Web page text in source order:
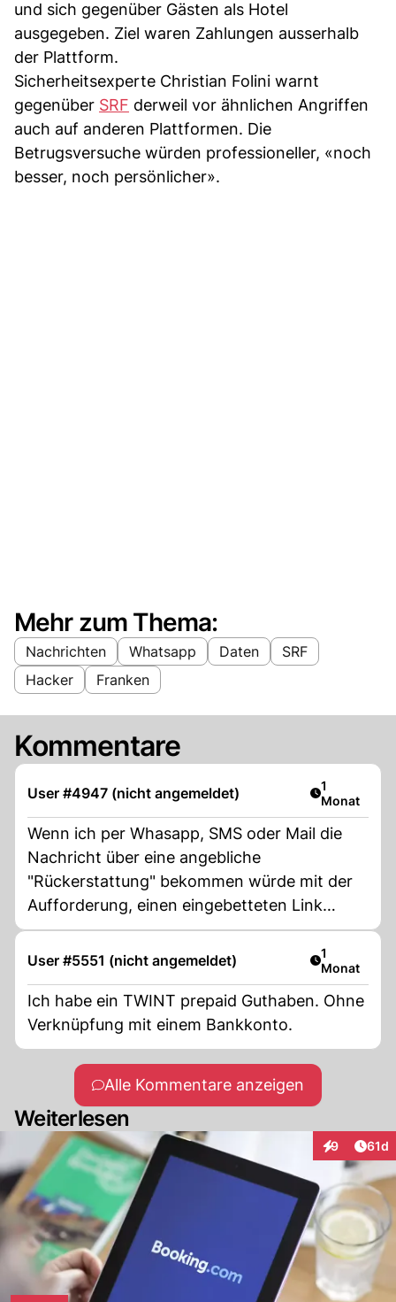
und sich gegenüber Gästen als Hotel
ausgegeben. Ziel waren Zahlungen ausserhalb
der Plattform.
Sicherheitsexperte Christian Folini warnt
gegenüber SRF derweil vor ähnlichen Angriffen
auch auf anderen Plattformen. Die
Betrugsversuche würden professioneller, «noch
besser, noch persönlicher».
Mehr zum Thema:
Nachrichten Whatsapp Daten
SRF
Hacker
Franken
Kommentare
User #4947 (nicht angemeldet) Artikel
1
Monat
Wenn ich per Whasapp, SMS oder Mail die
Nachricht über eine angebliche
"Rückerstattung" bekommen würde mit der
Aufforderung, einen eingebetteten Link
anzuklicken - FINGER WEG und ab in den
Papierkorb! Bei Fragen die Hotline anrufen
User #5551 (nicht angemeldet) Artikel
1
Monat
Ich habe ein TWINT prepaid Guthaben. Ohne
Verknüpfung mit einem Bankkonto.
Alle Kommentare anzeigen
Weiterlesen
9
Interaktionen
61d